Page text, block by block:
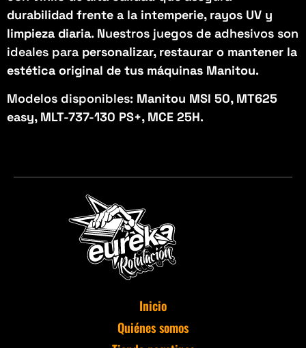
durabilidad frente a la intemperie, rayos UV y
limpieza diaria. Nuestros juegos de adhesivos son
ideales para personalizar, restaurar o mantener la
estética original de tus máquinas Manitou.
Modelos disponibles: Manitou MSI 50, MT625
easy, MLT-737-130 PS+, MCE 25H.
Inicio
Quiénes somos